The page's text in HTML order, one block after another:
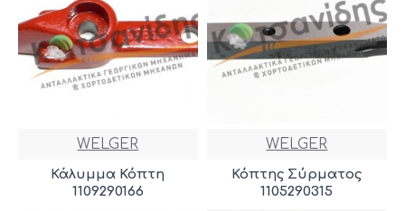
WELGER
Κάλυμμα Κόπτη
1109290166
WELGER
Κόπτης Σύρματος
1105290315